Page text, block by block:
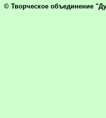
© Творческое объединение